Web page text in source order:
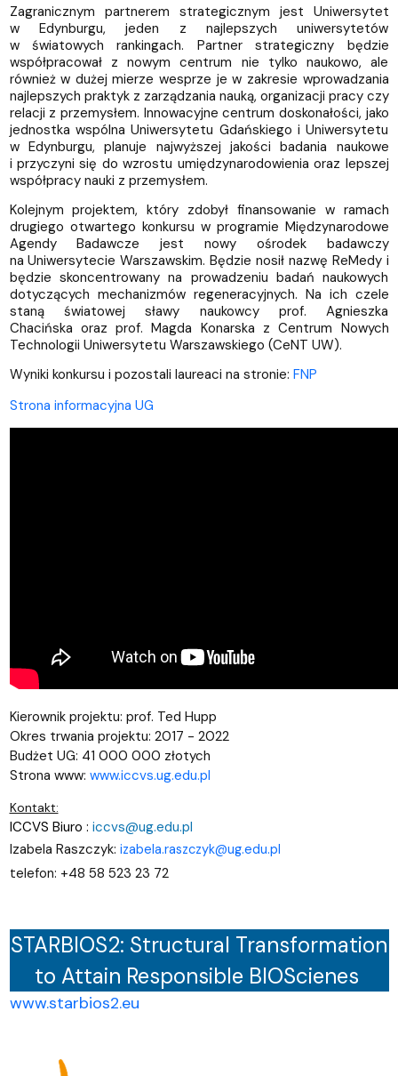
Zagranicznym partnerem strategicznym jest Uniwersytet
w Edynburgu, jeden z najlepszych uniwersytetów
w światowych rankingach. Partner strategiczny będzie
współpracował z nowym centrum nie tylko naukowo, ale
również w dużej mierze wesprze je w zakresie wprowadzania
najlepszych praktyk z zarządzania nauką, organizacji pracy czy
relacji z przemysłem. Innowacyjne centrum doskonałości, jako
jednostka wspólna Uniwersytetu Gdańskiego i Uniwersytetu
w Edynburgu, planuje najwyższej jakości badania naukowe
i przyczyni się do wzrostu umiędzynarodowienia oraz lepszej
współpracy nauki z przemysłem.
Kolejnym projektem, który zdobył finansowanie w ramach
drugiego otwartego konkursu w programie Międzynarodowe
Agendy Badawcze jest nowy ośrodek badawczy
na Uniwersytecie Warszawskim. Będzie nosił nazwę ReMedy i
będzie skoncentrowany na prowadzeniu badań naukowych
dotyczących mechanizmów regeneracyjnych. Na ich czele
staną światowej sławy naukowcy prof. Agnieszka
Chacińska oraz prof. Magda Konarska z Centrum Nowych
Technologii Uniwersytetu Warszawskiego (CeNT UW).
Wyniki konkursu i pozostali laureaci na stronie: FNP
Strona informacyjna UG
Kierownik projektu: prof. Ted Hupp
Okres trwania projektu: 2017 - 2022
Budżet UG: 41 000 000 złotych
Strona www: www.iccvs.ug.edu.pl
Kontakt:
ICCVS Biuro : iccvs@ug.edu.pl
Izabela Raszczyk: izabela.raszczyk@ug.edu.pl
telefon: +48 58 523 23 72
STARBIOS2: Structural Transformation
to Attain Responsible BIOScienes
www.starbios2.eu